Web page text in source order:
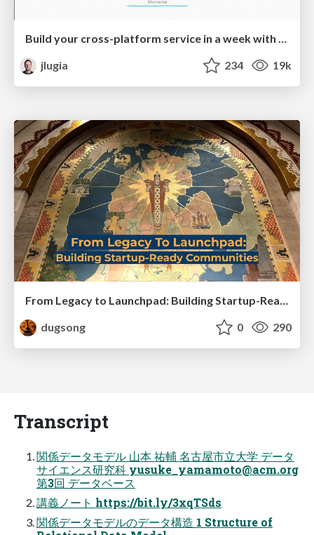
Build your cross-platform service in a week with App Engine
jlugia
234 19k
dugsong
0 290
Transcript
関係データモデル ⼭本 祐輔 名古屋市⽴⼤学 データ
サイエンス研究科 yusuke_yamamoto@acm.org
第3回 データベース
講義ノート https://bit.ly/3xqTSds
関係データモデルのデータ構造 1 Structure of